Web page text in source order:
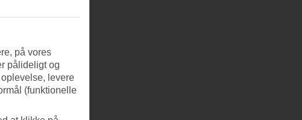
på vores
pålideligt og
levere
(funktionelle